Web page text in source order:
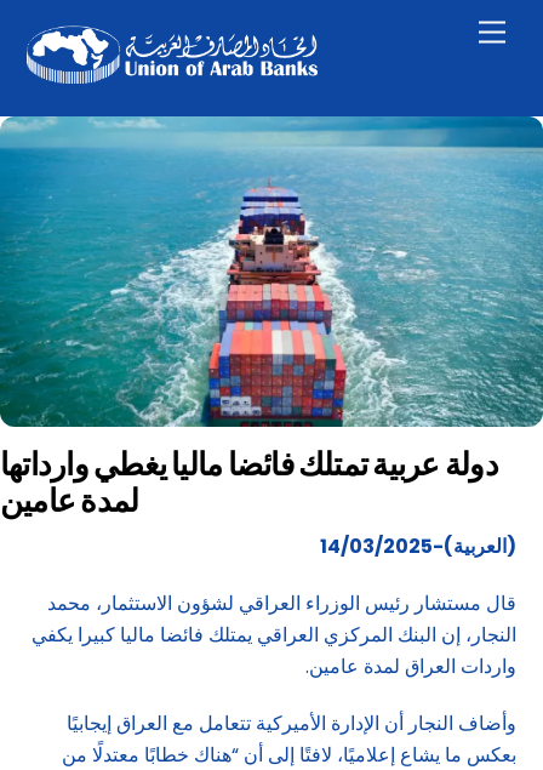
content
دولة عربية تمتلك فائضا ماليا يغطي وارداتها
لمدة عامين
(العربية)-14/03/2025
قال مستشار رئيس الوزراء العراقي لشؤون الاستثمار، محمد
النجار، إن البنك المركزي العراقي يمتلك فائضا ماليا كبيرا يكفي
واردات العراق لمدة عامين.
وأضاف النجار أن الإدارة الأميركية تتعامل مع العراق إيجابيًا
بعكس ما يشاع إعلاميًا، لافتًا إلى أن “هناك خطابًا معتدلًا من